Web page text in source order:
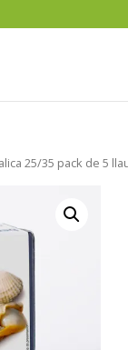
25/35 pack de 5